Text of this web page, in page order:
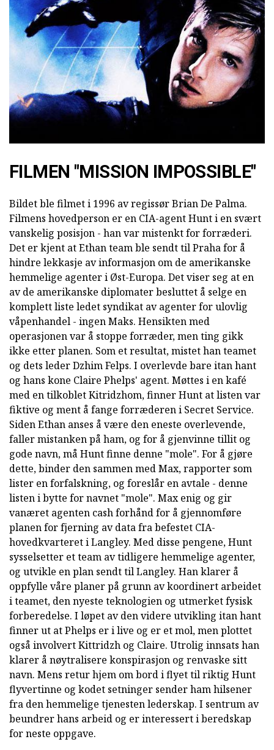
FILMEN "MISSION IMPOSSIBLE"
Bildet ble filmet i 1996 av regissør Brian De Palma.
Filmens hovedperson er en CIA-agent Hunt i en svært
vanskelig posisjon - han var mistenkt for forræderi.
Det er kjent at Ethan team ble sendt til Praha for å
hindre lekkasje av informasjon om de amerikanske
hemmelige agenter i Øst-Europa. Det viser seg at en
av de amerikanske diplomater besluttet å selge en
komplett liste ledet syndikat av agenter for ulovlig
våpenhandel - ingen Maks. Hensikten med
operasjonen var å stoppe forræder, men ting gikk
ikke etter planen. Som et resultat, mistet han teamet
og dets leder Dzhim Felps. I overlevde bare itan hant
og hans kone Claire Phelps' agent. Møttes i en kafé
med en tilkoblet Kitridzhom, finner Hunt at listen var
fiktive og ment å fange forræderen i Secret Service.
Siden Ethan anses å være den eneste overlevende,
faller mistanken på ham, og for å gjenvinne tillit og
gode navn, må Hunt finne denne "mole". For å gjøre
dette, binder den sammen med Max, rapporter som
lister en forfalskning, og foreslår en avtale - denne
listen i bytte for navnet "mole". Max enig og gir
vanæret agenten cash forhånd for å gjennomføre
planen for fjerning av data fra befestet CIA-
hovedkvarteret i Langley. Med disse pengene, Hunt
sysselsetter et team av tidligere hemmelige agenter,
og utvikle en plan sendt til Langley. Han klarer å
oppfylle våre planer på grunn av koordinert arbeidet
i teamet, den nyeste teknologien og utmerket fysisk
forberedelse. I løpet av den videre utvikling itan hant
finner ut at Phelps er i live og er et mol, men plottet
også involvert Kittridzh og Claire. Utrolig innsats han
klarer å nøytralisere konspirasjon og renvaske sitt
navn. Mens retur hjem om bord i flyet til riktig Hunt
flyvertinne og kodet setninger sender ham hilsener
fra den hemmelige tjenesten lederskap. I sentrum av
beundrer hans arbeid og er interessert i beredskap
for neste oppgave.